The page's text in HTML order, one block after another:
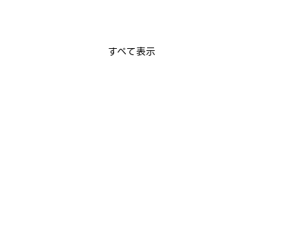
すべて表示